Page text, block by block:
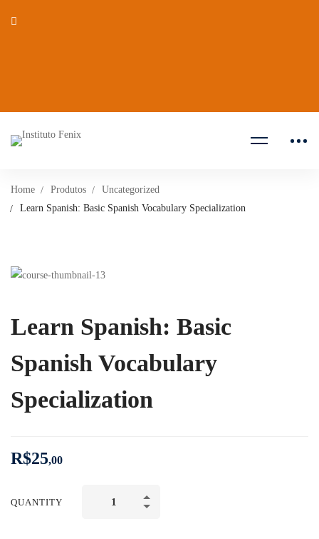
Home Produtos
Uncategorized
Learn Spanish: Basic Spanish Vocabulary Specialization
Learn Spanish: Basic
Spanish Vocabulary
Specialization
R$25,00
QUANTITY